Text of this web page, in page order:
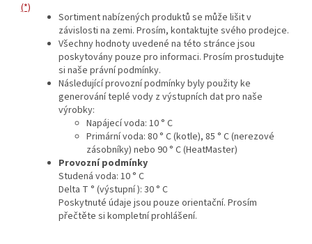
(*)
Sortiment nabízených produktů se může lišit v
závislosti na zemi. Prosím, kontaktujte svého prodejce.
Všechny hodnoty uvedené na této stránce jsou
poskytovány pouze pro informaci. Prosím prostudujte
si naše právní podmínky.
Následující provozní podmínky byly použity ke
generování teplé vody z výstupních dat pro naše
výrobky:
Napájecí voda: 10 ° C
Primární voda: 80 ° C (kotle), 85 ° C (nerezové
zásobníky) nebo 90 ° C (HeatMaster)
Provozní podmínky
Studená voda: 10 ° C
Delta T ° (výstupní ): 30 ° C
Poskytnuté údaje jsou pouze orientační. Prosím
přečtěte si kompletní prohlášení.